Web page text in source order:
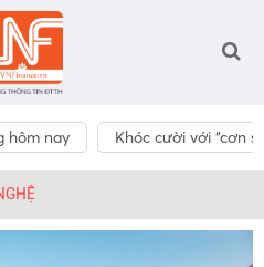
hôm nay Khóc cười với “cơn